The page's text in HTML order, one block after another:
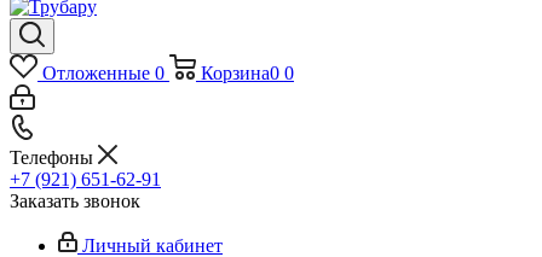
Отложенные 0 Корзина0 0
Телефоны
+7 (921) 651-62-91
Заказать звонок
Личный кабинет